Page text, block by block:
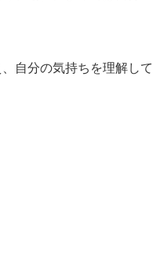
自分の気持ちを理解して